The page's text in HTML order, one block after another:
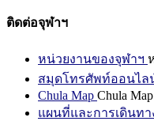
ติดต่อจุฬาฯ
หน่วยงานของจุฬาฯ
สมุดโทรศัพท์ออนไล
Chula Map Chula Map
แผนที่และการเดินทา